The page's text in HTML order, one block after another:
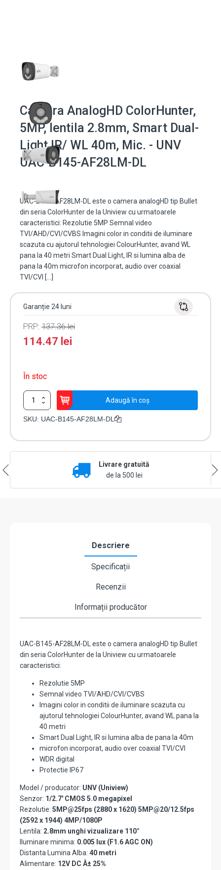
Camera AnalogHD ColorHunter,
5MP, lentila 2.8mm, Smart Dual-
Light IR/ WL 40m, Mic. - UNV
UAC-B145-AF28LM-DL
UAC-B145-AF28LM-DL este o camera analogHD tip Bullet
din seria ColorHunter de la Uniview cu urmatoarele
caracteristici: Rezolutie 5MP Semnal video
TVI/AHD/CVI/CVBS Imagini color in conditii de iluminare
scazuta cu ajutorul tehnologiei ColourHunter, avand WL
pana la 40 metri Smart Dual Light, IR si lumina alba de
pana la 40m microfon incorporat, audio over coaxial
TVI/CVI […]
Garanție 24 luni
PRP: 137.36lei
114.47 lei
În stoc
Cantitate
Camera
AnalogHD
Adaugă în coș
SKU: UAC-B145-AF28LM-DL
Livrare gratuită
de la 500 lei
Descriere
Specificații
Recenzii
Informații producător
UAC-B145-AF28LM-DL este o camera analogHD tip Bullet
din seria ColorHunter de la Uniview cu urmatoarele
caracteristici:
Rezolutie 5MP
Semnal video TVI/AHD/CVI/CVBS
Imagini color in conditii de iluminare scazuta cu
ajutorul tehnologiei ColourHunter, avand WL pana la
40 metri
Smart Dual Light, IR si lumina alba de pana la 40m
microfon incorporat, audio over coaxial TVI/CVI
WDR digital
Protectie IP67
Model / producator: UNV (Uniview)
Senzor: 1/2.7' CMOS 5.0 megapixel
Rezolutie: 5MP@25fps (2880 x 1620) 5MP@20/12.5fps
(2592 x 1944) 4MP/1080P
Lentila: 2.8mm unghi vizualizare 110°
Iluminare minima: 0.005 lux (F1.6 AGC ON)
Distanta Lumina Alba: 40 metri
Alimentare: 12V DC Â± 25%